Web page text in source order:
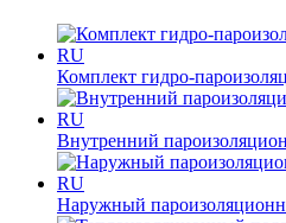
Комплект гидро-
Внутренний
Наружный